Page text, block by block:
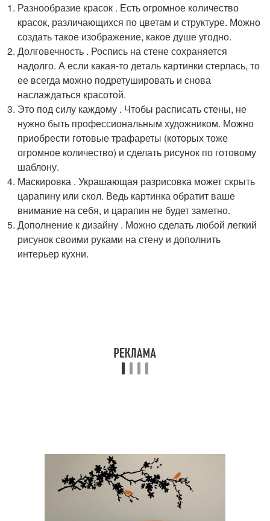
Разнообразие красок . Есть огромное количество
красок, различающихся по цветам и структуре. Можно
создать такое изображение, какое душе угодно.
Долговечность . Роспись на стене сохраняется
надолго. А если какая-то деталь картинки стерлась, то
ее всегда можно подретушировать и снова
наслаждаться красотой.
Это под силу каждому . Чтобы расписать стены, не
нужно быть профессиональным художником. Можно
приобрести готовые трафареты (которых тоже
огромное количество) и сделать рисунок по готовому
шаблону.
Маскировка . Украшающая разрисовка может скрыть
царапину или скол. Ведь картинка обратит ваше
внимание на себя, и царапин не будет заметно.
Дополнение к дизайну . Можно сделать любой легкий
рисунок своими руками на стену и дополнить
интерьер кухни.